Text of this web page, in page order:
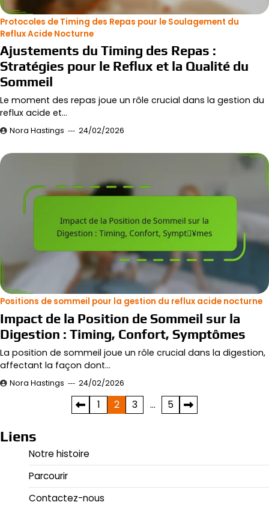
Protocoles de Timing des Repas pour le Soulagement du
Reflux Acide Nocturne
Ajustements du Timing des Repas :
Stratégies pour le Reflux et la Qualité du
Sommeil
Le moment des repas joue un rôle crucial dans la gestion du
reflux acide et…
Nora Hastings 24/02/2026
Positions de sommeil pour la gestion du reflux acide nocturne
Impact de la Position de Sommeil sur la
Digestion : Timing, Confort, Symptômes
La position de sommeil joue un rôle crucial dans la digestion,
affectant la façon dont…
Nora Hastings 24/02/2026
1 2 3 … 5
Liens
Notre histoire
Parcourir
Contactez-nous